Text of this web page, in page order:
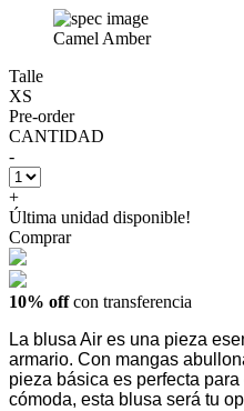
Camel Amber
Talle
XS
Pre-order
CANTIDAD
-
+
Última unidad disponible!
Comprar
10% offcon transferencia
La blusa Air es una pieza
armario. Con mangas
pieza básica es perfecta
cómoda, esta blusa será tu